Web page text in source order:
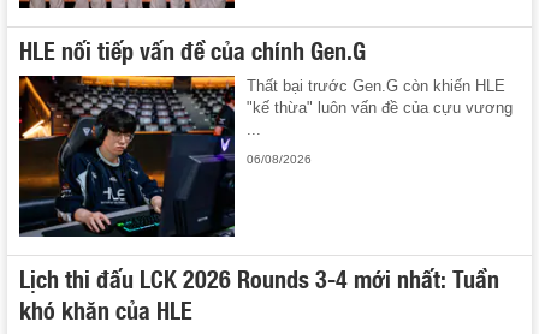
HLE nối tiếp vấn đề của chính Gen.G
Thất bại trước Gen.G còn khiến HLE
"kế thừa" luôn vấn đề của cựu vương
06/08/2026
Lịch thi đấu LCK 2026 Rounds 3-4 mới nhất: Tuần
khó khăn của HLE